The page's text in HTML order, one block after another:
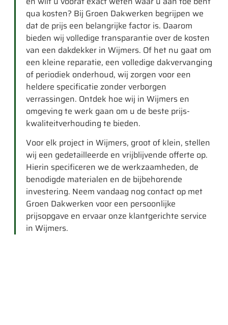
qua kosten? Bij Groen Dakwerken begrijpen we
dat de prijs een belangrijke factor is. Daarom
bieden wij volledige transparantie over de kosten
van een dakdekker in Wijmers. Of het nu gaat om
een kleine reparatie, een volledige dakvervanging
of periodiek onderhoud, wij zorgen voor een
heldere specificatie zonder verborgen
verrassingen. Ontdek hoe wij in Wijmers en
omgeving te werk gaan om u de beste prijs-
kwaliteitverhouding te bieden.
Voor elk project in Wijmers, groot of klein, stellen
wij een gedetailleerde en vrijblijvende offerte op.
Hierin specificeren we de werkzaamheden, de
benodigde materialen en de bijbehorende
investering. Neem vandaag nog contact op met
Groen Dakwerken voor een persoonlijke
prijsopgave en ervaar onze klantgerichte service
in Wijmers.